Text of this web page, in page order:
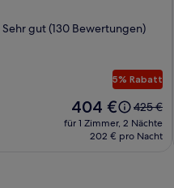
Sehr gut (130 Bewertungen)
5% Rabatt
Der
Preis
beträgt
404 €
Der
alte
Preis
425 €
für 1 Zimmer, 2 Nächte
202 € pro Nacht